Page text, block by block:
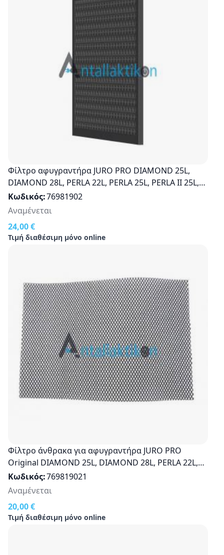
Φίλτρο αφυγραντήρα JURO PRO DIAMOND 25L,
DIAMOND 28L, PERLA 22L, PERLA 25L, PERLA II 25L,
ΟXYGEN 25L Original
Κωδικός 76981902
24,00 €
Τιμή διαθέσιμη μόνο online
Αναμένεται
Φίλτρο άνθρακα για αφυγραντήρα JURO PRO
Original DIAMOND 25L, DIAMOND 28L, PERLA 22L,
PERLA 25L, PERLA II 25L, OXYGEN 25L
Κωδικός 769819021
20,00 €
Τιμή διαθέσιμη μόνο online
Αναμένεται